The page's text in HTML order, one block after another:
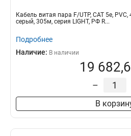
Кабель витая пара F/UTP, CAT 5е, PVC,
серый, 305м, серия LIGHT, РФ R...
Подробнее
Наличие: В наличии
19
–
В